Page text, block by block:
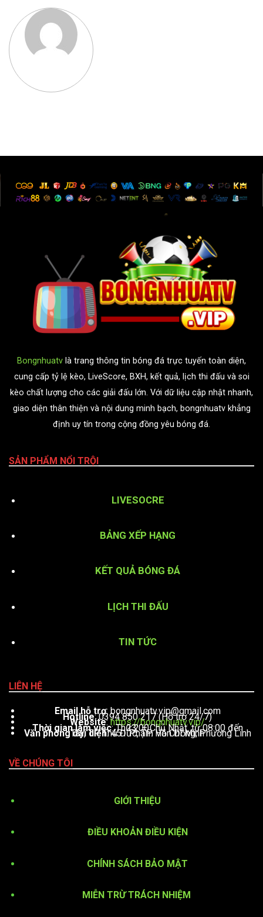
Bongnhuatv là trang thông tin bóng đá trực tuyến toàn diện,
cung cấp tỷ lệ kèo, LiveScore, BXH, kết quả, lịch thi đấu và soi
kèo chất lượng cho các giải đấu lớn. Với dữ liệu cập nhật nhanh,
giao diện thân thiện và nội dung minh bạch, bongnhuatv khẳng
định uy tín trong cộng đồng yêu bóng đá.
SẢN PHẨM NỔI TRỘI
LIVESOCRE
BẢNG XẾP HẠNG
KẾT QUẢ BÓNG ĐÁ
LỊCH THI ĐẤU
TIN TỨC
LIÊN HỆ
Email hỗ trợ:bongnhuatv.vip@gmail.com
Hotline: 0394 850 217 (Hỗ trợ 24/7)
Website:https://bongnhuatv.vip/
Thời gian làm việc : Thứ 2 – Chủ Nhật, từ 08:00 đến 23:00
Văn phòng đại diện: 451 Phạm Văn Đồng, Phường Linh Tây, TP. Thủ Đức, TP. Hồ Chí Minh
VỀ CHÚNG TÔI
GIỚI THIỆU
ĐIỀU KHOẢN ĐIỀU KIỆN
CHÍNH SÁCH BẢO MẬT
MIỄN TRỪ TRÁCH NHIỆM